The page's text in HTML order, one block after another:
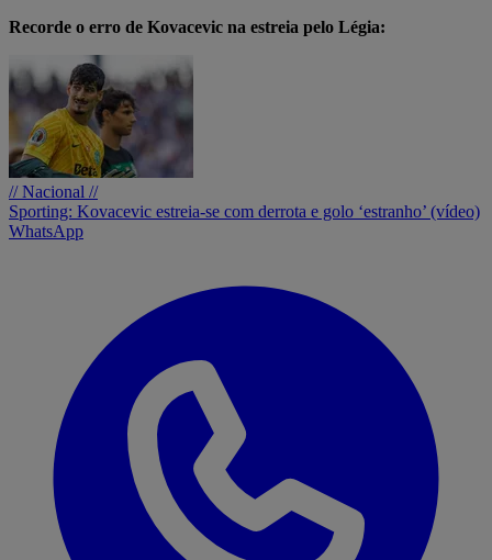
Recorde o erro de Kovacevic na estreia pelo Légia:
// Nacional //
Sporting: Kovacevic estreia-se com derrota e golo ‘estranho’ (vídeo)
WhatsApp